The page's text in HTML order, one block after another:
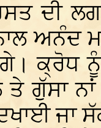
ਦੀ
ਅਨੰਦ
ਕ੍ਰੋਧ
ਤੇ ਗੁੱਸਾ
ਜਾ